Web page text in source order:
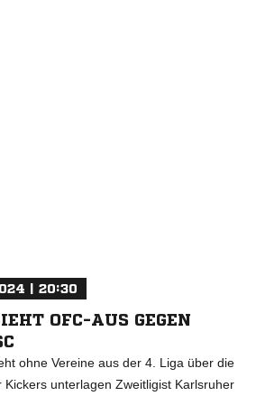
| 20:30
OFC-AUS GEGEN
ohne Vereine aus der 4. Liga über die
Kickers unterlagen Zweitligist Karlsruher